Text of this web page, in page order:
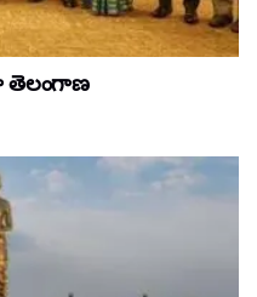
తెలంగాణ